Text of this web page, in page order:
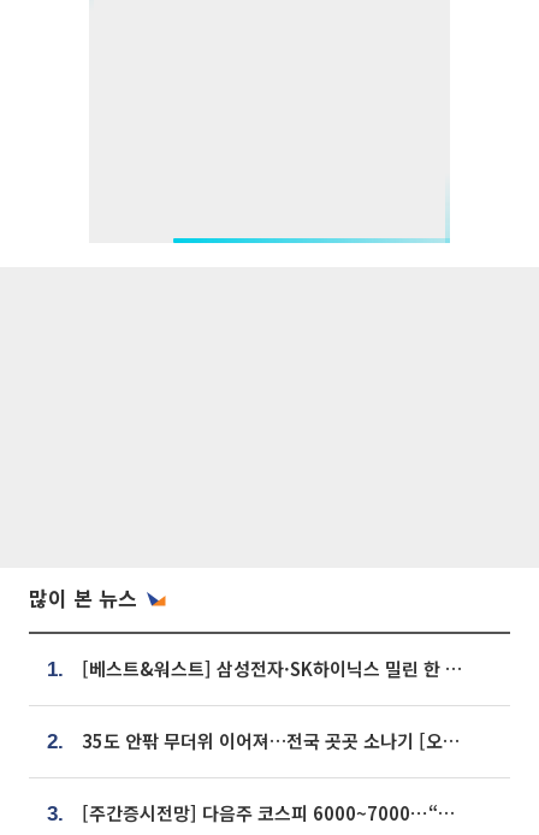
많이 본 뉴스
1. [베스트&워스트] 삼성전자·SK하이닉스 밀린 한 주…상상인증권은 85% 급등
2. 35도 안팎 무더위 이어져…전국 곳곳 소나기 [오늘 날씨]
3. [주간증시전망] 다음주 코스피 6000~7000⋯“外人 수급은 정책이 변수”